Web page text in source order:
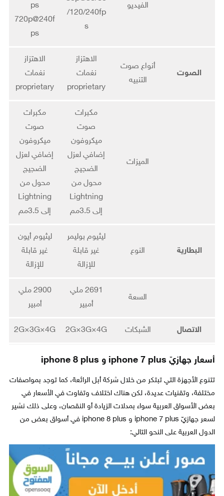
الفيديو
/120/240fp
s
ps
720p@240f
ps
الصوت
أنواع صوت
التنبيه
الاهتزاز
نغمات
proprietary
الاهتزاز
نغمات
proprietary
الميزات
مكبرات
صوت
ميكروفون
إضافي لعزل
الضجيج
محول من
Lightning
إلى 3.5مم
مكبرات
صوت
ميكروفون
إضافي لعزل
الضجيج
محول من
Lightning
إلى 3.5مم
البطارية النوع
ليثيوم بوليمر
غير قابلة
للإزالة
ليثيوم أيون
غير قابلة
للإزالة
السعة
2691 ملي
أمبير
2900 ملي
أمبير
الاتصال الشبكات 2G×3G×4G
2G×3G×4G
أسعار جهازيّ iphone 7 plus و iphone 8 plus
تتنوع الأجهزة التي تبتكر من خلال شركة أبل الرائعة، كما توجد بمواصفات
مختلفة، وتقنيات عديدة، لكن هناك اختلاف وتفاوت في الأسعار في
بعض الأسواق العربية سواء بمدلات الزيادة أو النقصان، وعلى ذلك نشير
لسعر جهازيّ iphone 7 plus و iphone 8 plus في أسواق بعض من
الدول العربية على النحو التالي: